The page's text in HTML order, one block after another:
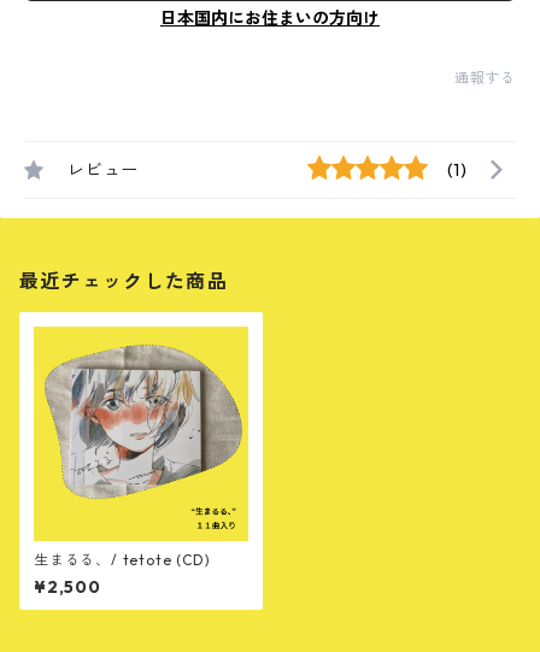
日本国内にお住まいの方向け
通報する
レビュー (1)
最近チェックした商品
生まるる、/ tetote (CD)
¥2,500